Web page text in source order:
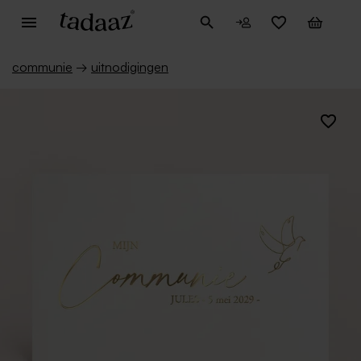
communie → uitnodigingen